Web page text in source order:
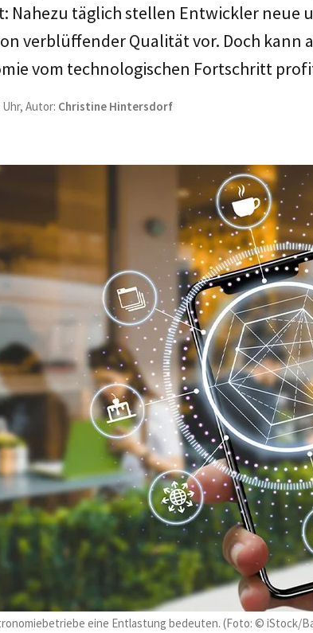
eine Entlastung bedeuten. (Foto: © iStock/
Nahezu täglich stellen Entwickler neue
verblüffender Qualität vor. Doch kann
vom technologischen Fortschritt
Uhr, Autor: Christine Hintersdorf